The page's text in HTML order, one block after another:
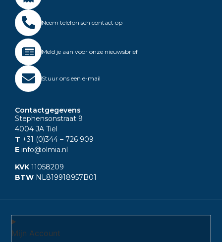
Neem telefonisch contact op
Meld je aan voor onze nieuwsbrief
Stuur ons een e-mail
Contactgegevens
Stephensonstraat 9
4004 JA Tiel
T +31 (0)344 – 726 909
E info@olmia.nl
KVK 11058209
BTW NL819918957B01
Mijn Account